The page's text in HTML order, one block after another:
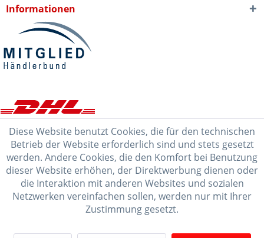
Informationen
Diese Website benutzt Cookies, die für den technischen
Betrieb der Website erforderlich sind und stets gesetzt
werden. Andere Cookies, die den Komfort bei Benutzung
dieser Website erhöhen, der Direktwerbung dienen oder
die Interaktion mit anderen Websites und sozialen
Netzwerken vereinfachen sollen, werden nur mit Ihrer
Zustimmung gesetzt.